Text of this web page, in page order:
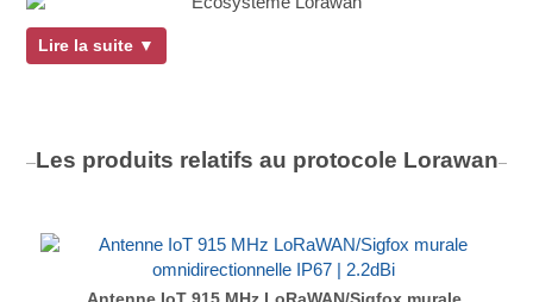
Lire la suite ▼
Les produits relatifs au protocole Lorawan